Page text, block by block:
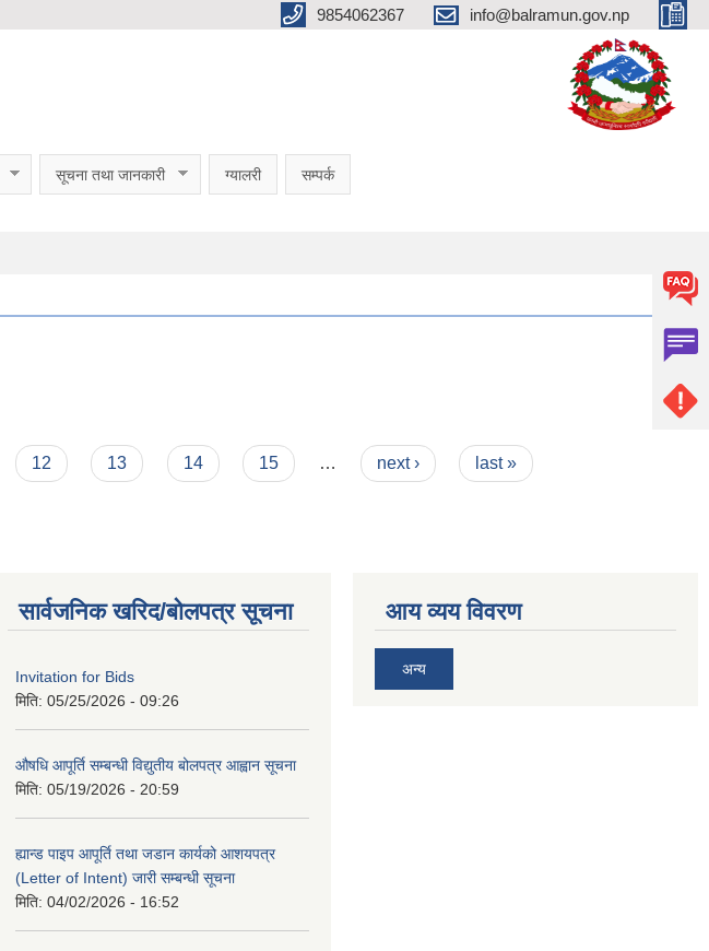
9854062367 info@balramun.gov.np
सूचना तथा जानकारी ग्यालरी सम्पर्क
12 13 14 15 … next › last »
सार्वजनिक खरिद/बोलपत्र सूचना
Invitation for Bids
मिति: 05/25/2026 - 09:26
औषधि आपूर्ति सम्बन्धी विद्युतीय बोलपत्र आह्वान सूचना
मिति: 05/19/2026 - 20:59
ह्यान्ड पाइप आपूर्ति तथा जडान कार्यको आशयपत्र
(Letter of Intent) जारी सम्बन्धी सूचना
मिति: 04/02/2026 - 16:52
आय व्यय विवरण
अन्य